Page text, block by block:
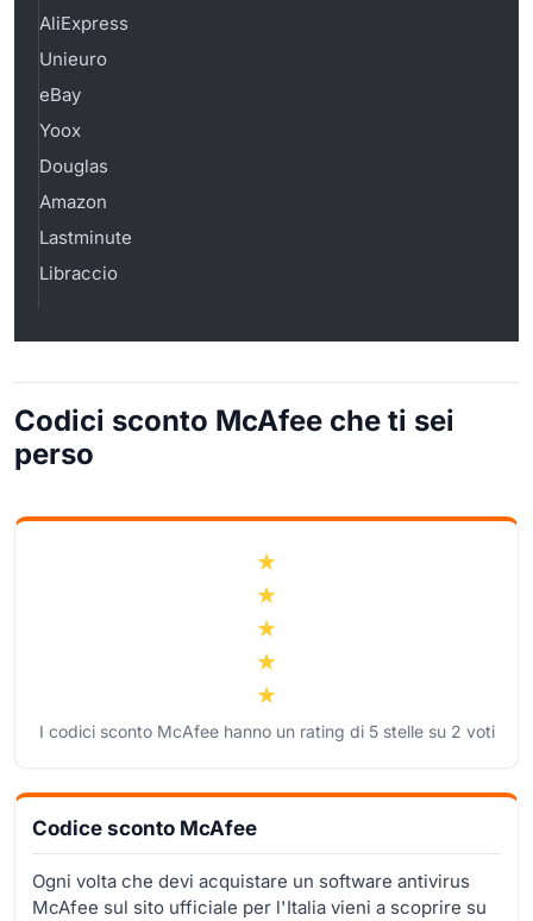
AliExpress
Unieuro
eBay
Yoox
Douglas
Amazon
Lastminute
Libraccio
Codici sconto McAfee che ti sei
perso
I codici sconto McAfee hanno un rating di 5stelle su 2 voti
Codice sconto McAfee
Ogni volta che devi acquistare un software antivirus
McAfee sul sito ufficiale per l'Italia vieni a scoprire su